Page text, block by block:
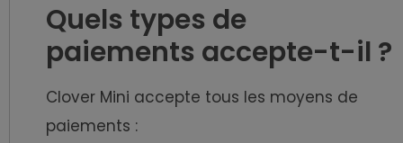
Quels types de
paiements accepte-t-il ?
Clover Mini accepte tous les moyens de
paiements :